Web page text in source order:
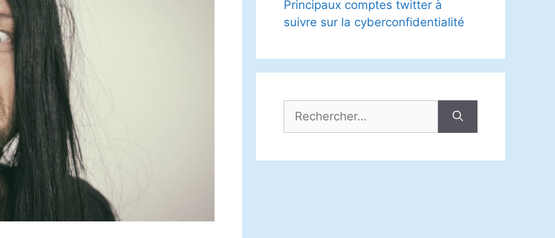
Principaux comptes twitter à
suivre sur la cyberconfidentialité